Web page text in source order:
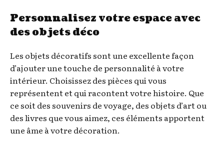
Personnalisez votre espace avec
des objets déco
Les objets décoratifs sont une excellente façon
d’ajouter une touche de personnalité à votre
intérieur. Choisissez des pièces qui vous
représentent et qui racontent votre histoire. Que
ce soit des souvenirs de voyage, des objets d’art ou
des livres que vous aimez, ces éléments apportent
une âme à votre décoration.